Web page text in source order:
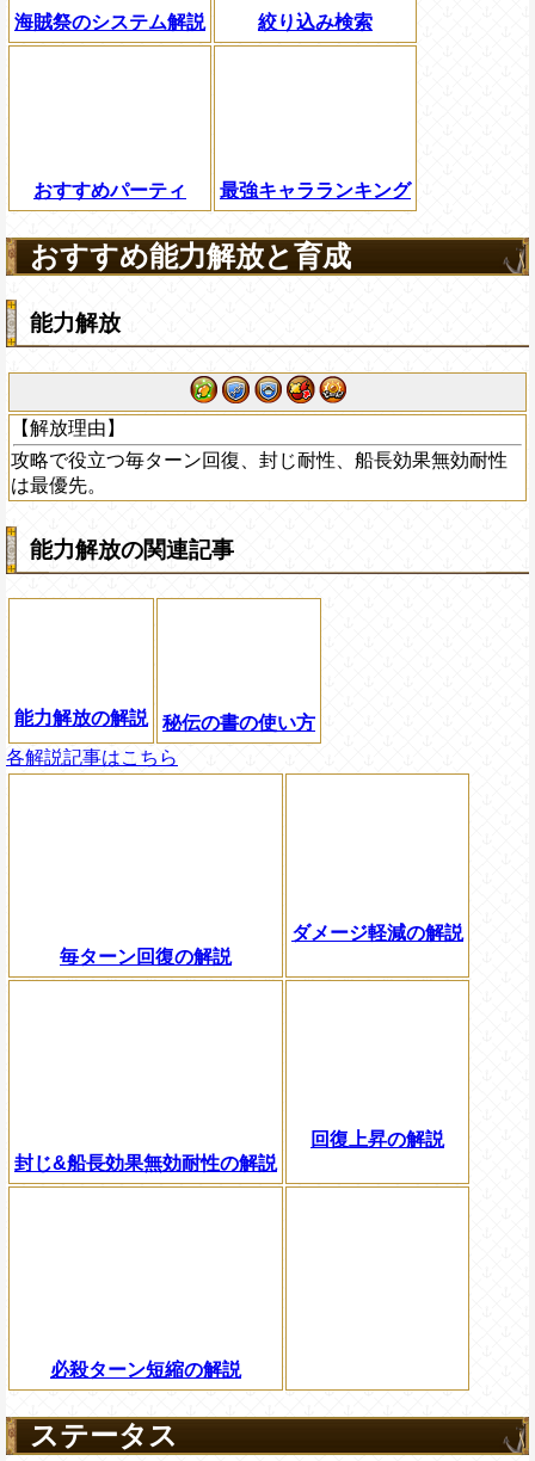
海賊祭のシステム解説 絞り込み検索
おすすめパーティ 最強キャラランキング
おすすめ能力解放と育成
能力解放
【解放理由】
攻略で役立つ毎ターン回復、封じ耐性、船長効果無効耐性
は最優先。
能力解放の関連記事
能力解放の解説
秘伝の書の使い方
各解説記事はこちら
毎ターン回復の解説
ダメージ軽減の解説
封じ&船長効果無効耐性の解説
回復上昇の解説
必殺ターン短縮の解説
ステータス